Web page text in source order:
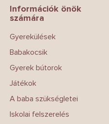
Információk önök
számára
Gyerekülések
Babakocsik
Gyerek bútorok
Játékok
A baba szükségletei
Iskolai felszerelés